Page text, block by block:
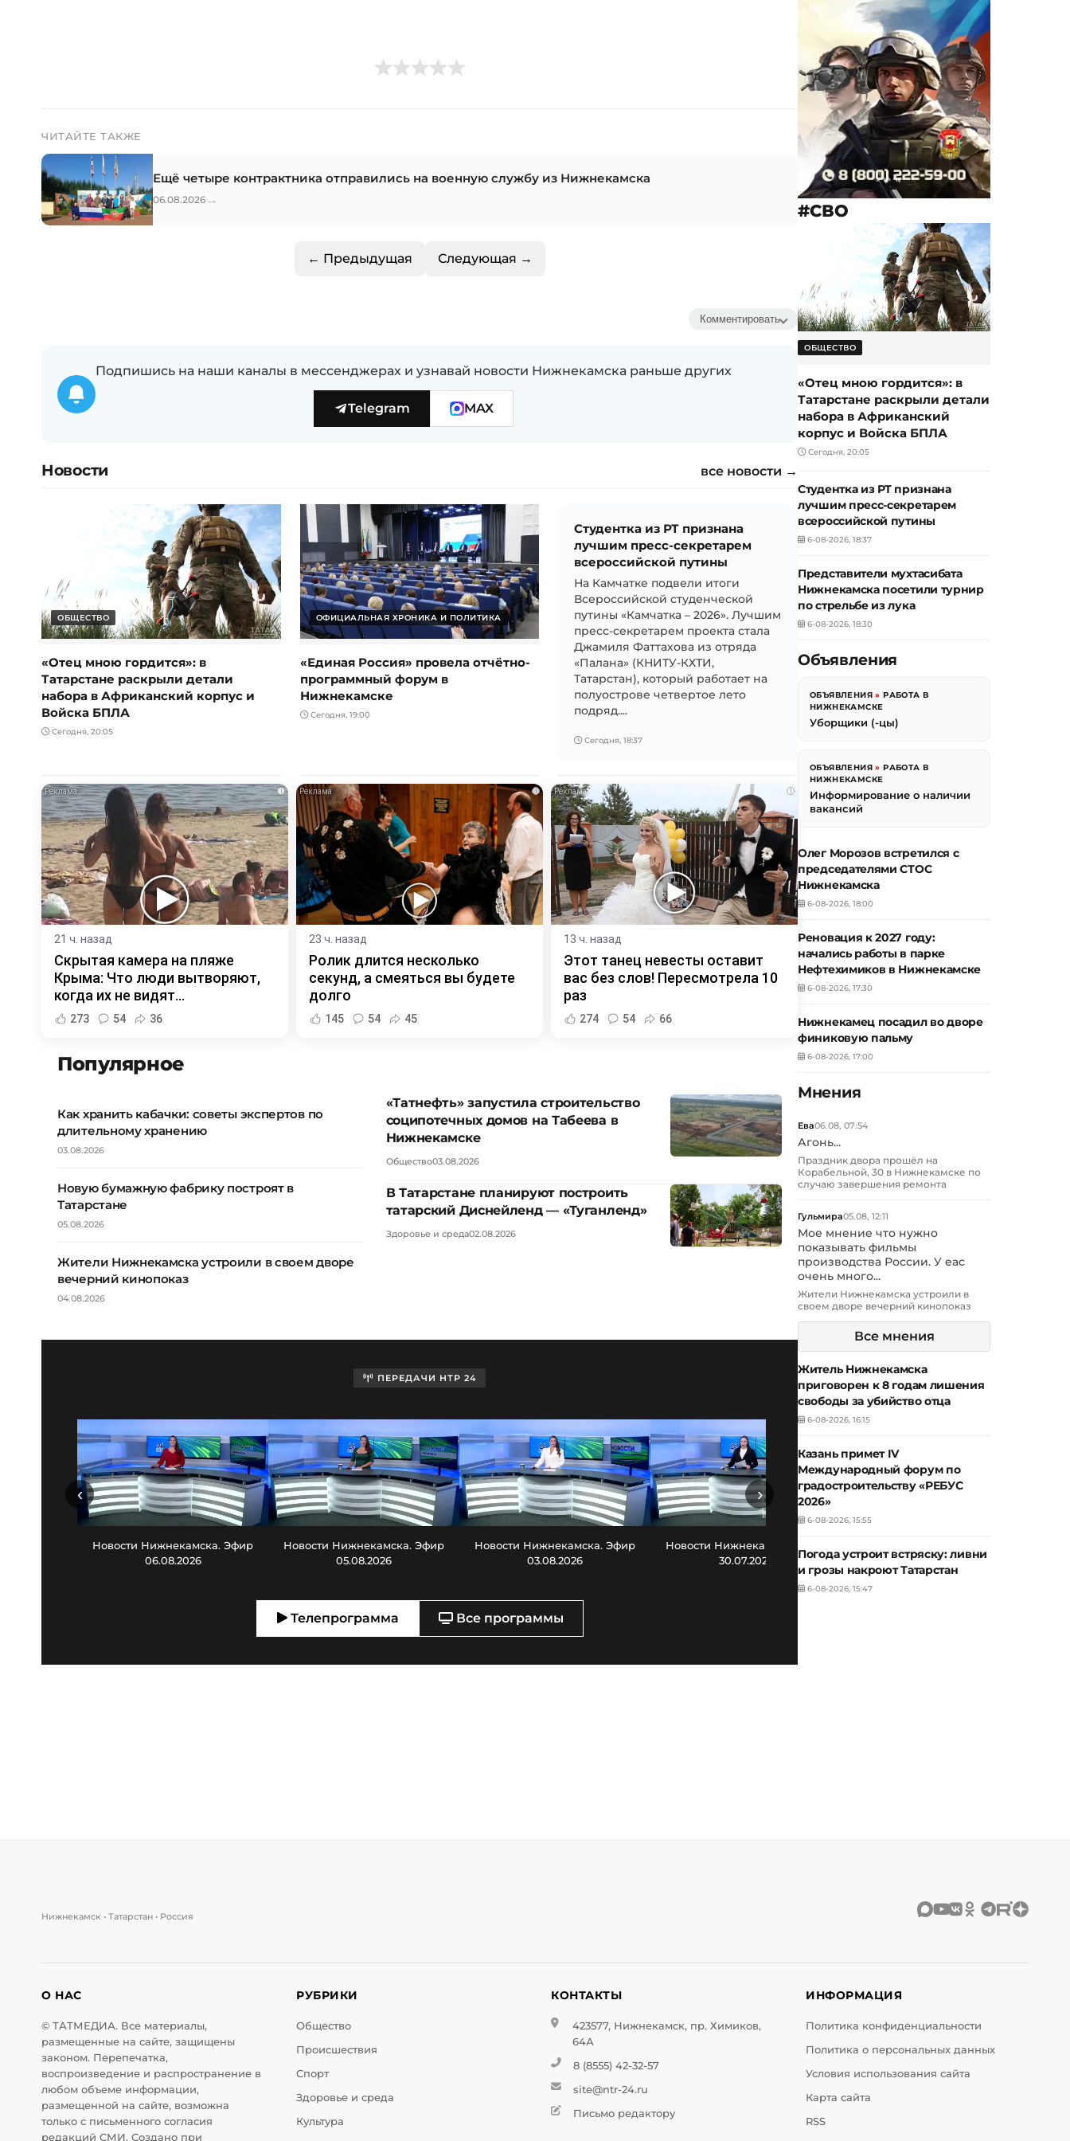
ЧИТАЙТЕ ТАКЖЕ
Ещё четыре контрактника отправились на военную службу из Нижнекамска
06.08.2026 →
← Предыдущая Следующая →
Комментировать
Подпишись на наши каналы в мессенджерах и узнавай новости Нижнекамска раньше других
Telegram MAX
Новости все новости →
ОБЩЕСТВО
«Отец мною гордится»: в
Татарстане раскрыли детали
набора в Африканский корпус и
Войска БПЛА
Сегодня, 20:05
ОФИЦИАЛЬНАЯ ХРОНИКА И ПОЛИТИКА
«Единая Россия» провела отчётно-
программный форум в
Нижнекамске
Сегодня, 19:00
Студентка из РТ признана
лучшим пресс-секретарем
всероссийской путины
На Камчатке подвели итоги
Всероссийской студенческой
путины «Камчатка – 2026». Лучшим
пресс-секретарем проекта стала
Джамиля Фаттахова из отряда
«Палана» (КНИТУ-КХТИ,
Татарстан), который работает на
полуострове четвертое лето
подряд....
Сегодня, 18:37
i
21 ч. назад
Скрытая камера на пляже
Крыма: Что люди вытворяют,
когда их не видят...
273 54 36
i
23 ч. назад
Ролик длится несколько
секунд, а смеяться вы будете
долго
145 54 45
i
13 ч. назад
Этот танец невесты оставит
вас без слов! Пересмотрела 10
раз
274 54 66
Популярное
Как хранить кабачки: советы экспертов по
длительному хранению
03.08.2026
Новую бумажную фабрику построят в
Татарстане
05.08.2026
Жители Нижнекамска устроили в своем дворе
вечерний кинопоказ
04.08.2026
«Татнефть» запустила строительство
соципотечных домов на Табеева в
Нижнекамске
Общество03.08.2026
В Татарстане планируют построить
татарский Диснейленд — «Туганленд»
Здоровье и среда02.08.2026
ПЕРЕДАЧИ НТР 24
Новости Нижнекамска. Эфир
06.08.2026
Новости Нижнекамска. Эфир
05.08.2026
Новости Нижнекамска. Эфир
03.08.2026
Новости Нижнекамска. Эфир
30.07.2026
29.07.2026
‹ ›
Телепрограмма Все программы
#СВО
ОБЩЕСТВО
«Отец мною гордится»: в
Татарстане раскрыли детали
набора в Африканский
корпус и Войска БПЛА
Сегодня, 20:05
Студентка из РТ признана
лучшим пресс-секретарем
всероссийской путины
6-08-2026, 18:37
Представители мухтасибата
Нижнекамска посетили турнир
по стрельбе из лука
6-08-2026, 18:30
Объявления
ОБЪЯВЛЕНИЯ »РАБОТА В
НИЖНЕКАМСКЕ
Уборщики (-цы)
ОБЪЯВЛЕНИЯ »РАБОТА В
НИЖНЕКАМСКЕ
Информирование о наличии
вакансий
Олег Морозов встретился с
председателями СТОС
Нижнекамска
6-08-2026, 18:00
Реновация к 2027 году:
начались работы в парке
Нефтехимиков в Нижнекамске
6-08-2026, 17:30
Нижнекамец посадил во дворе
финиковую пальму
6-08-2026, 17:00
Мнения
Ева06.08, 07:54
Агонь...
Праздник двора прошёл на
Корабельной, 30 в Нижнекамске по
случаю завершения ремонта
Гульмира05.08, 12:11
Мое мнение что нужно
показывать фильмы
производства России. У еас
очень много...
Жители Нижнекамска устроили в
своем дворе вечерний кинопоказ
Все мнения
Житель Нижнекамска
приговорен к 8 годам лишения
свободы за убийство отца
6-08-2026, 16:15
Казань примет IV
Международный форум по
градостроительству «РЕБУС
2026»
6-08-2026, 15:55
Погода устроит встряску: ливни
и грозы накроют Татарстан
6-08-2026, 15:47
Нижнекамск • Татарстан • Россия
О НАС
© ТАТМЕДИА. Все материалы,
размещенные на сайте, защищены
законом. Перепечатка,
воспроизведение и распространение в
любом объеме информации,
размещенной на сайте, возможна
только с письменного согласия
редакций СМИ. Создано при
РУБРИКИ
Общество
Происшествия
Спорт
Здоровье и среда
Культура
КОНТАКТЫ
423577, Нижнекамск, пр. Химиков,
64А
8 (8555) 42-32-57
site@ntr-24.ru
Письмо редактору
ИНФОРМАЦИЯ
Политика конфиденциальности
Политика о персональных данных
Условия использования сайта
Карта сайта
RSS